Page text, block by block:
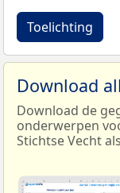
Toelichting
Download
Download de
onderwerpen
Stichtse Vecht